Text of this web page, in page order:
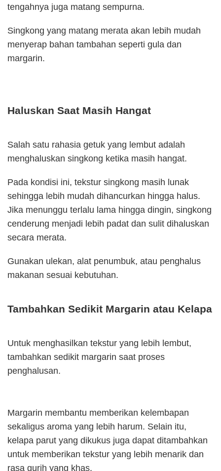
tengahnya juga matang sempurna.
Singkong yang matang merata akan lebih mudah
menyerap bahan tambahan seperti gula dan
margarin.
Haluskan Saat Masih Hangat
Salah satu rahasia getuk yang lembut adalah
menghaluskan singkong ketika masih hangat.
Pada kondisi ini, tekstur singkong masih lunak
sehingga lebih mudah dihancurkan hingga halus.
Jika menunggu terlalu lama hingga dingin, singkong
cenderung menjadi lebih padat dan sulit dihaluskan
secara merata.
Gunakan ulekan, alat penumbuk, atau penghalus
makanan sesuai kebutuhan.
Tambahkan Sedikit Margarin atau Kelapa
Untuk menghasilkan tekstur yang lebih lembut,
tambahkan sedikit margarin saat proses
penghalusan.
Margarin membantu memberikan kelembapan
sekaligus aroma yang lebih harum. Selain itu,
kelapa parut yang dikukus juga dapat ditambahkan
untuk memberikan tekstur yang lebih menarik dan
rasa gurih yang khas.